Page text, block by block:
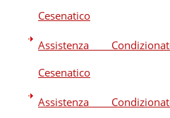
Cesenatico
Assistenza
Cesenatico
Assistenza